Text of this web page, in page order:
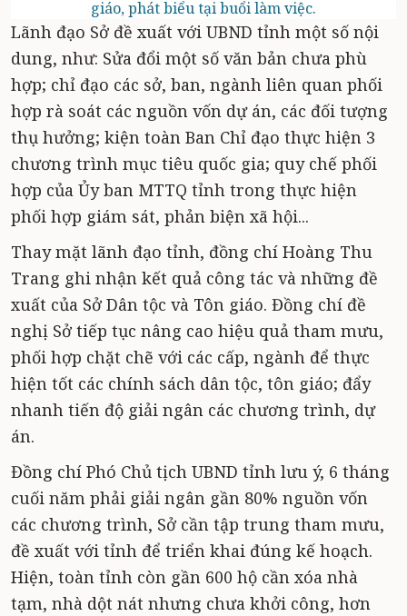
giáo, phát biểu tại buổi làm việc.
Lãnh đạo Sở đề xuất với UBND tỉnh một số nội
dung, như: Sửa đổi một số văn bản chưa phù
hợp; chỉ đạo các sở, ban, ngành liên quan phối
hợp rà soát các nguồn vốn dự án, các đối tượng
thụ hưởng; kiện toàn Ban Chỉ đạo thực hiện 3
chương trình mục tiêu quốc gia; quy chế phối
hợp của Ủy ban MTTQ tỉnh trong thực hiện
phối hợp giám sát, phản biện xã hội...
Thay mặt lãnh đạo tỉnh, đồng chí Hoàng Thu
Trang ghi nhận kết quả công tác và những đề
xuất của Sở Dân tộc và Tôn giáo. Đồng chí đề
nghị Sở tiếp tục nâng cao hiệu quả tham mưu,
phối hợp chặt chẽ với các cấp, ngành để thực
hiện tốt các chính sách dân tộc, tôn giáo; đẩy
nhanh tiến độ giải ngân các chương trình, dự
án.
Đồng chí Phó Chủ tịch UBND tỉnh lưu ý, 6 tháng
cuối năm phải giải ngân gần 80% nguồn vốn
các chương trình, Sở cần tập trung tham mưu,
đề xuất với tỉnh để triển khai đúng kế hoạch.
Hiện, toàn tỉnh còn gần 600 hộ cần xóa nhà
tạm, nhà dột nát nhưng chưa khởi công, hơn